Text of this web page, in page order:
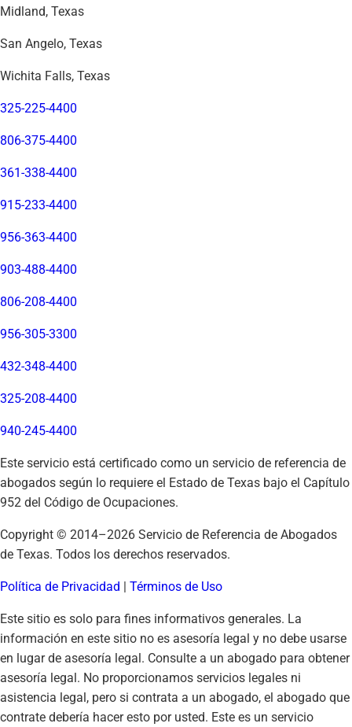
Midland, Texas
San Angelo, Texas
Wichita Falls, Texas
325-225-4400
806-375-4400
361-338-4400
915-233-4400
956-363-4400
903-488-4400
806-208-4400
956-305-3300
432-348-4400
325-208-4400
940-245-4400
Este servicio está certificado como un servicio de referencia de
abogados según lo requiere el Estado de Texas bajo el Capítulo
952 del Código de Ocupaciones.
Copyright © 2014–2026 Servicio de Referencia de Abogados
de Texas. Todos los derechos reservados.
Política de Privacidad | Términos de Uso
Este sitio es solo para fines informativos generales. La
información en este sitio no es asesoría legal y no debe usarse
en lugar de asesoría legal. Consulte a un abogado para obtener
asesoría legal. No proporcionamos servicios legales ni
asistencia legal, pero si contrata a un abogado, el abogado que
contrate debería hacer esto por usted. Este es un servicio